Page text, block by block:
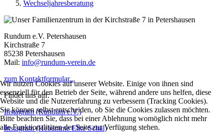
Wechseljahresberatung
Rundum e.V. Petershausen
Kirchstraße 7
85238 Petershausen
Mail: info@rundum-verein.de
zum Kontaktformular...
Findet uns auf:
Instagram (Rundum e.V.)
Instagram (Hebamme Elke Schäl)
Wir nutzen Cookies auf unserer Website. Einige von ihnen sind
essenziell für den Betrieb der Seite, während andere uns helfen, diese
Website und die Nutzererfahrung zu verbessern (Tracking Cookies).
Sie können selbst entscheiden, ob Sie die Cookies zulassen möchten.
Bitte beachten Sie, dass bei einer Ablehnung womöglich nicht mehr
alle Funktionalitäten der Seite zur Verfügung stehen.